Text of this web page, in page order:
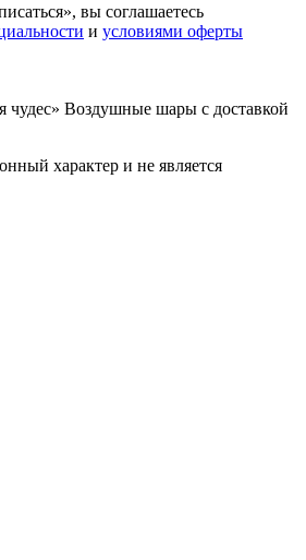
», вы соглашаетесь
и условиями оферты
чудес» Воздушные шары с доставкой
характер и не является